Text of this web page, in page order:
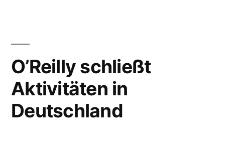
O’Reilly schließt
Aktivitäten in
Deutschland